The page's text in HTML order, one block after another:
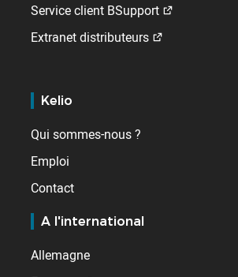
Service client BSupport
Extranet distributeurs
Kelio
Qui sommes-nous ?
Emploi
Contact
A l'international
Allemagne